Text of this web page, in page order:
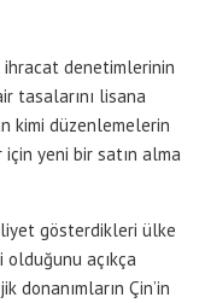
ihracat denetimlerinin
tasalarını lisana
kimi düzenlemelerin
yeni bir satın alma
gösterdikleri ülke
açıkça
donanımların Çin’in